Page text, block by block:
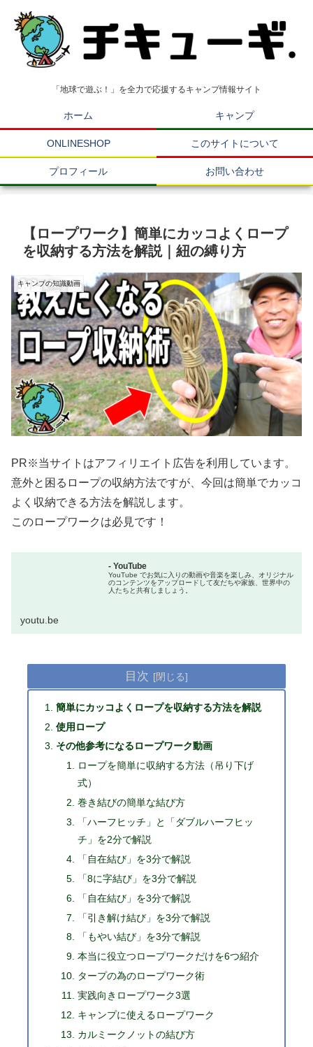
「地球で遊ぶ！」を全力で応援するキャンプ情報サイト
ホーム キャンプ
ONLINESHOP このサイトについて
プロフィール お問い合わせ
【ロープワーク】簡単にカッコよくロープ
を収納する方法を解説｜紐の縛り方
キャンプの知識動画
PR※当サイトはアフィリエイト広告を利用しています。
意外と困るロープの収納方法ですが、今回は簡単でカッコ
よく収納できる方法を解説します。
このロープワークは必見です！
- YouTube
YouTube でお気に入りの動画や音楽を楽しみ、オリジナル
のコンテンツをアップロードして友だちや家族、世界中の
人たちと共有しましょう。
youtu.be
目次
簡単にカッコよくロープを収納する方法を解説
使用ロープ
その他参考になるロープワーク動画
ロープを簡単に収納する方法（吊り下げ
式）
巻き結びの簡単な結び方
「ハーフヒッチ」と「ダブルハーフヒッ
チ」を2分で解説
「自在結び」を3分で解説
「8に字結び」を3分で解説
「自在結び」を3分で解説
「引き解け結び」を3分で解説
「もやい結び」を3分で解説
本当に役立つロープワークだけを6つ紹介
タープの為のロープワーク術
実践向きロープワーク3選
キャンプに使えるロープワーク
カルミークノットの結び方